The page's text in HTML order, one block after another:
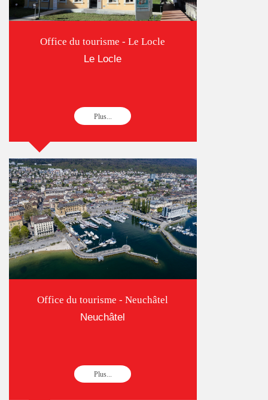
Office du tourisme - Le Locle
Le Locle
Plus...
Office du tourisme - Neuchâtel
Neuchâtel
Plus...